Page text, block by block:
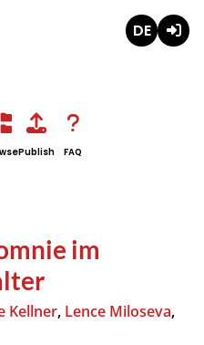
Publish FAQ
im
Kellner, Lence Miloseva,